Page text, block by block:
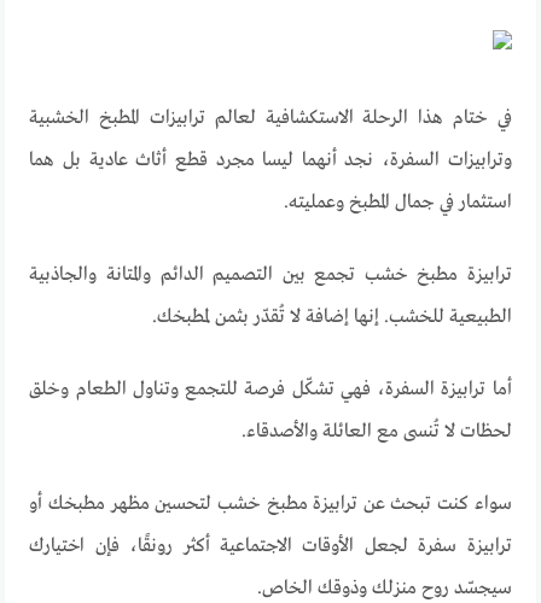
في ختام هذا الرحلة الاستكشافية لعالم ترابيزات المطبخ الخشبية
وترابيزات السفرة، نجد أنهما ليسا مجرد قطع أثاث عادية بل هما
استثمار في جمال المطبخ وعمليته.
ترابيزة مطبخ خشب تجمع بين التصميم الدائم والمتانة والجاذبية
الطبيعية للخشب. إنها إضافة لا تُقدّر بثمن لمطبخك.
أما ترابيزة السفرة، فهي تشكّل فرصة للتجمع وتناول الطعام وخلق
لحظات لا تُنسى مع العائلة والأصدقاء.
سواء كنت تبحث عن ترابيزة مطبخ خشب لتحسين مظهر مطبخك أو
ترابيزة سفرة لجعل الأوقات الاجتماعية أكثر رونقًا، فإن اختيارك
سيجسّد روح منزلك وذوقك الخاص.